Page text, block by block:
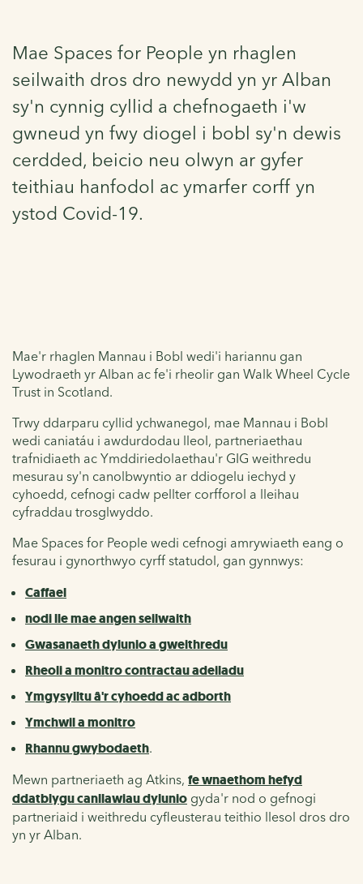
Mae Spaces for People yn rhaglen
seilwaith dros dro newydd yn yr Alban
sy'n cynnig cyllid a chefnogaeth i'w
gwneud yn fwy diogel i bobl sy'n dewis
cerdded, beicio neu olwyn ar gyfer
teithiau hanfodol ac ymarfer corff yn
ystod Covid-19.
Mae'r rhaglen Mannau i Bobl wedi'i hariannu gan
Lywodraeth yr Alban ac fe'i rheolir gan Walk Wheel Cycle
Trust in Scotland.
Trwy ddarparu cyllid ychwanegol, mae Mannau i Bobl
wedi caniatáu i awdurdodau lleol, partneriaethau
trafnidiaeth ac Ymddiriedolaethau'r GIG weithredu
mesurau sy'n canolbwyntio ar ddiogelu iechyd y
cyhoedd, cefnogi cadw pellter corfforol a lleihau
cyfraddau trosglwyddo.
Mae Spaces for People wedi cefnogi amrywiaeth eang o
fesurau i gynorthwyo cyrff statudol, gan gynnwys:
Caffael
nodi lle mae angen seilwaith
Gwasanaeth dylunio a gweithredu
Rheoli a monitro contractau adeiladu
Ymgysylltu â'r cyhoedd ac adborth
Ymchwil a monitro
Rhannu gwybodaeth.
Mewn partneriaeth ag Atkins, fe wnaethom hefyd
ddatblygu canllawiau dylunio gyda'r nod o gefnogi
partneriaid i weithredu cyfleusterau teithio llesol dros dro
yn yr Alban.